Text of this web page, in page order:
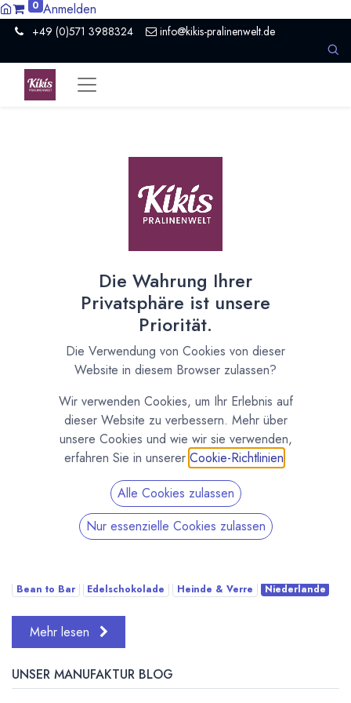
0 Anmelden
+49 (0)571 3988324 info@kikis-pralinenwelt.de
Bean to Bar Schokolade von Heinde &
Neues aus Kiki's Pralinenwelt und kreativer Küche
Feinste Schokoladen von Heinde & Verre Seit heute
bieten wir euch in unserem Laden in Minden und in
unserem Onlineshop neue ganz besondere Schokoladen
Bean to Bar Edelschokolade Heinde & Verre Niederlande
Mehr lesen
UNSER MANUFAKTUR BLOG
Die Wahrung Ihrer
Privatsphäre ist unsere
Priorität.
Die Verwendung von Cookies von dieser
Website in diesem Browser zulassen?
Wir verwenden Cookies, um Ihr Erlebnis auf
dieser Website zu verbessern. Mehr über
unsere Cookies und wie wir sie verwenden,
erfahren Sie in unserer Cookie-Richtlinien
Alle Cookies zulassen
Nur essenzielle Cookies zulassen